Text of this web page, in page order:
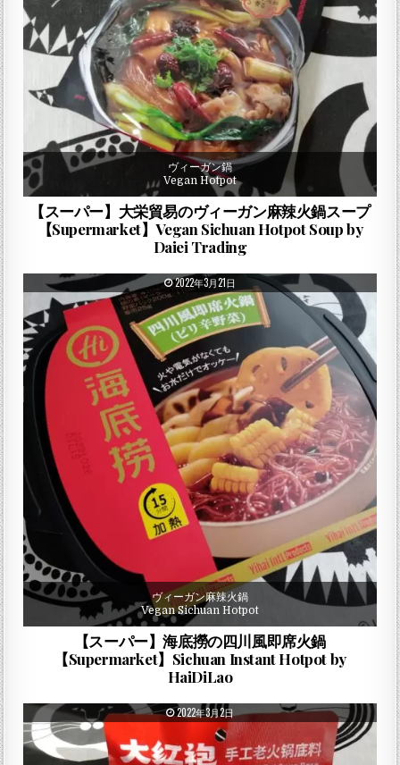
ヴィーガン鍋
Vegan Hotpot
【スーパー】大栄貿易のヴィーガン麻辣火鍋スープ
【Supermarket】Vegan Sichuan Hotpot Soup by
Daiei Trading
PUBLISHED DATE:
2022年3月21日
ヴィーガン麻辣火鍋
Vegan Sichuan Hotpot
【スーパー】海底撈の四川風即席火鍋
【Supermarket】Sichuan Instant Hotpot by
HaiDiLao
PUBLISHED DATE:
2022年3月2日